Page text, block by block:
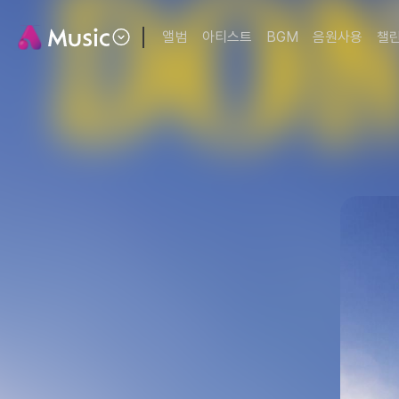
앨범 아티스트 BGM 음원사용 챌